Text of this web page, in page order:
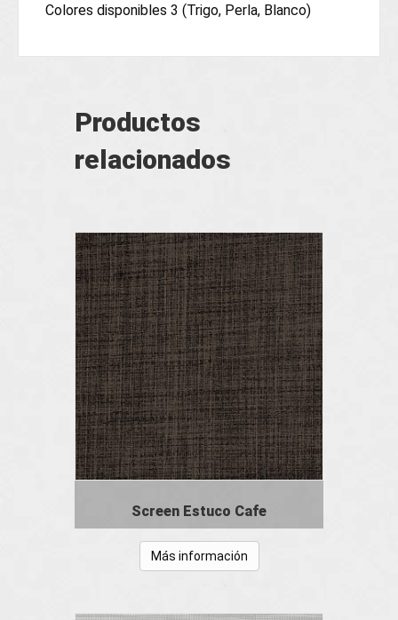
Colores disponibles 3 (Trigo, Perla, Blanco)
Productos
relacionados
Screen Estuco Cafe
Más información